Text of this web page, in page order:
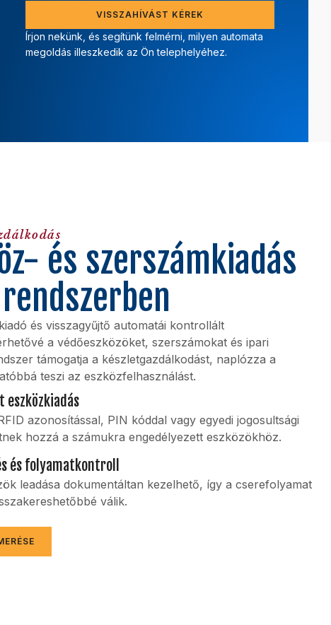
VISSZAHÍVÁST KÉREK
Írjon nekünk, és segítünk felmérni, milyen automata
megoldás illeszkedik az Ön telephelyéhez.
és szerszámkiadás
és visszagyűjtő automatái kontrollált
a védőeszközöket, szerszámokat és ipari
támogatja a készletgazdálkodást, naplózza a
teszi az eszközfelhasználást.
azonosítással, PIN kóddal vagy egyedi jogosultsági
hozzá a számukra engedélyezett eszközökhöz.
és folyamatkontroll
leadása dokumentáltan kezelhető, így a cserefolyamat
válik.